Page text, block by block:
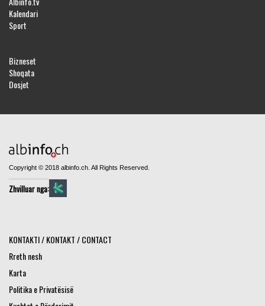
Kalendari
Sport
Bizneset
Shoqata
Dosjet
Copyright © 2018 albinfo.ch. All Rights Reserved.
Zhvilluar nga:
KONTAKTI / KONTAKT / CONTACT
Rreth nesh
Karta
Politika e Privatësisë